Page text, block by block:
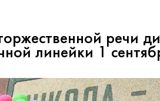
речи
линейки 1